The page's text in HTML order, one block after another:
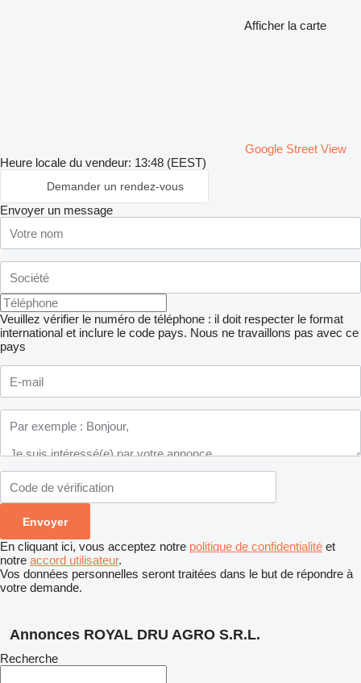
Afficher la carte
Google Street View
Heure locale du vendeur: 13:48 (EEST)
Demander un rendez-vous
Envoyer un message
Veuillez vérifier le numéro de téléphone : il doit respecter le format
international et inclure le code pays. Nous ne travaillons pas avec ce
pays
En cliquant ici, vous acceptez notre politique de confidentialité et
notre accord utilisateur.
Vos données personnelles seront traitées dans le but de répondre à
votre demande.
Annonces ROYAL DRU AGRO S.R.L.
Recherche